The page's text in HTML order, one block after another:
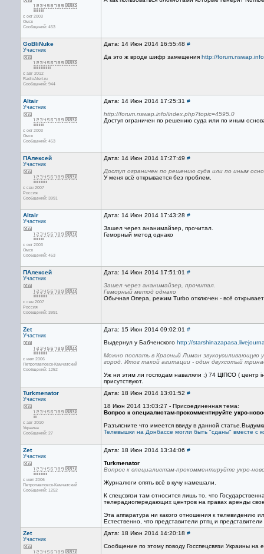
с окт 2003
Омск
Сообщений: 453
GoBliNuke
Участник
с авг 2012
RadioAlert.ru
Сообщений: 944
Дата: 14 Июн 2014 16:55:48 #
Да это ж вроде шифр замещения http://
Altair
Участник
с окт 2003
Омск
Сообщений: 453
Дата: 14 Июн 2014 17:25:31 #
http://forum.nswap.info/index.php?topic=4595.0
Доступ ограничен по решению суда или по иным
ПАлексей
Участник
с сен 2007
Россия
Сообщений: 3991
Дата: 14 Июн 2014 17:27:49 #
Доступ ограничен по решению суда или по иным
У меня всё открывается без проблем.
Altair
Участник
с окт 2003
Омск
Сообщений: 453
Дата: 14 Июн 2014 17:43:28 #
Зашел через ананимайзер, прочитал.
Геморный метод однако
ПАлексей
Участник
с сен 2007
Россия
Сообщений: 3991
Дата: 14 Июн 2014 17:51:01 #
Зашел через ананимайзер, прочитал.
Геморный метод однако
Обычная Опера, режим Turbo отключен - всё
Zet
Участник
с июл 2006
Петропавловск-Камчатский
Сообщений: 1252
Дата: 15 Июн 2014 09:02:01 #
Выдернул у Бабченского http://
Можно послать в Красный Лиман звукоусиливающую
город. Итог такой агитации - один двухсотый
Уж ни этим ли господам наваляли ;) 74 ЦІПСО ( центр
присутствуют.
Turkmenator
Участник
с авг 2010
Украина
Сообщений: 27
Дата: 18 Июн 2014 13:01:52 #
18 Июн 2014 13:03:27 - Присоединенная тема:
Вопрос к специалистам-прокомментируйте укро-
Разъясните что имеется ввиду в данной
Телевышки на Донбассе могли быть "сданы" вместе с
Zet
Участник
с июл 2006
Петропавловск-Камчатский
Сообщений: 1252
Дата: 18 Июн 2014 13:34:06 #
Turkmenator
Вопрос к специалистам-прокомментируйте укро-
Журналюги опять всё в кучу намешали.
К спецсвязи там относится лишь то, что
телерадиопередающих центров на правах аренды
Эта аппаратура ни какого отношения к телевидению
Естественно, что представители ртпц и
Zet
Участник
Дата: 18 Июн 2014 14:20:18 #
Сообщение по этому поводу Госспецсвязи Украины на